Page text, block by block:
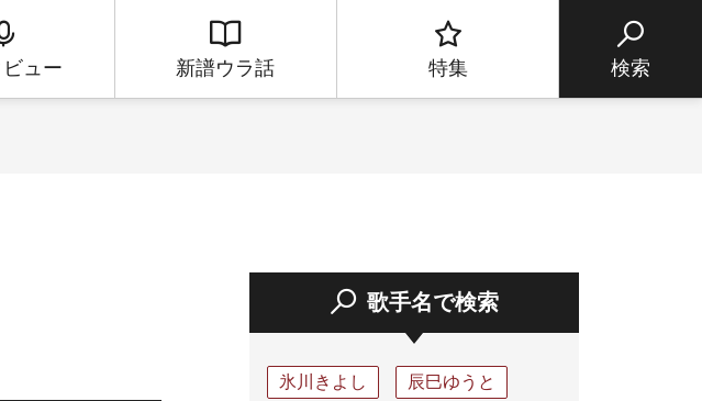
ュー 新譜ウラ話 特集 検索
歌手名で検索
氷川きよし 辰巳ゆうと